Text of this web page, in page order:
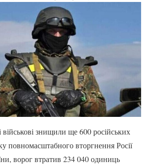
знищили ще 600 російських
повномасштабного вторгнення Росії
ворог втратив 234 040 одиниць